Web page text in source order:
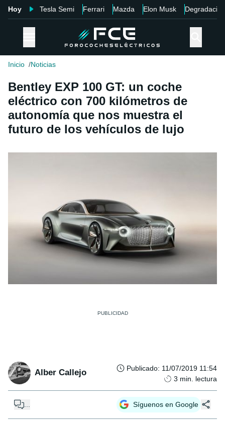
Hoy Tesla Semi Ferrari Mazda Elon Musk Degradación
Inicio Noticias
Bentley EXP 100 GT: un coche
eléctrico con 700 kilómetros de
autonomía que nos muestra el
futuro de los vehículos de lujo
Alber Callejo Publicado: 11/07/2019 11:54
3 min. lectura
Síguenos en Google